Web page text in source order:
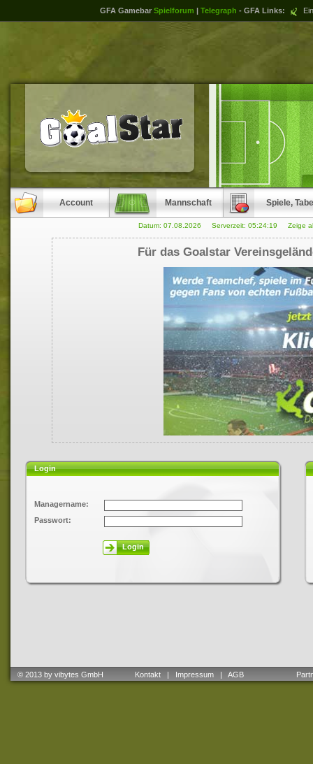
GFA Gamebar Spielforum | Telegraph - GFA Links:
Account Mannschaft Spiele,
Datum: 07.08.2026 Serverzeit: 05:24:19 Zeige
Für das Goalstar
Login
Managername:
Passwort:
Login
© 2013 by vibytes GmbH Kontakt | Impressum | AGB